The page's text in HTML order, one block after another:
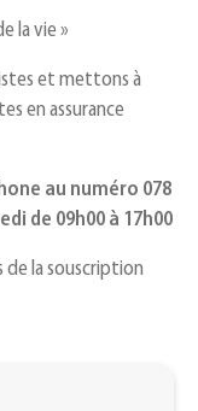
la vie »
et mettons à
en assurance
au numéro 078
de 09h00 à 17h00
de la souscription